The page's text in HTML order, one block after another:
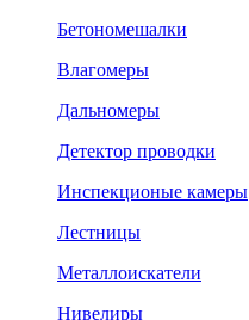
Бетономешалки
Влагомеры
Дальномеры
Детектор проводки
Инспекционые камеры
Лестницы
Металлоискатели
Нивелиры